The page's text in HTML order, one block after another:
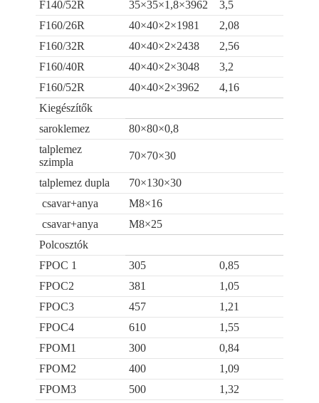
F140/52R
35×35×1,8×3962
3,5
F160/26R
40×40×2×1981
2,08
F160/32R
40×40×2×2438
2,56
F160/40R
40×40×2×3048
3,2
F160/52R
40×40×2×3962
4,16
Kiegészítők
saroklemez
80×80×0,8
talplemez
szimpla
70×70×30
talplemez dupla
70×130×30
csavar+anya
M8×16
csavar+anya
M8×25
Polcosztók
FPOC 1
305
0,85
FPOC2
381
1,05
FPOC3
457
1,21
FPOC4
610
1,55
FPOM1
300
0,84
FPOM2
400
1,09
FPOM3
500
1,32